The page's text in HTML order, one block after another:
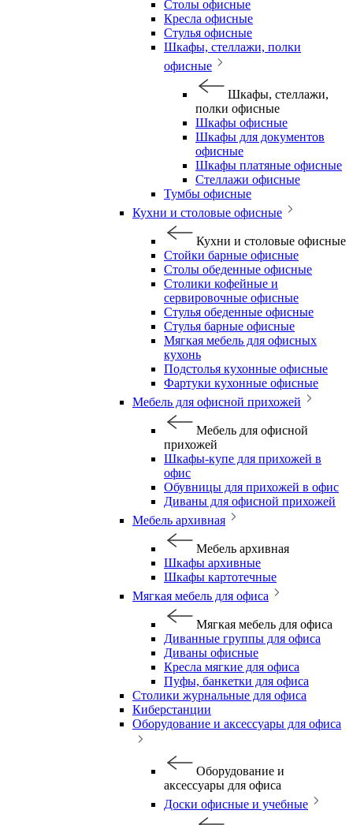
Столы офисные
Кресла офисные
Стулья офисные
Шкафы, стеллажи, полки
офисные
Шкафы, стеллажи,
полки офисные
Шкафы офисные
Шкафы для документов
офисные
Шкафы платяные офисные
Стеллажи офисные
Тумбы офисные
Кухни и столовые офисные
Кухни и столовые офисные
Стойки барные офисные
Столы обеденные офисные
Столики кофейные и
сервировочные офисные
Стулья обеденные офисные
Стулья барные офисные
Мягкая мебель для офисных
кухонь
Подстолья кухонные офисные
Фартуки кухонные офисные
Мебель для офисной прихожей
Мебель для офисной
прихожей
Шкафы-купе для прихожей в
офис
Обувницы для прихожей в офис
Диваны для офисной прихожей
Мебель архивная
Мебель архивная
Шкафы архивные
Шкафы картотечные
Мягкая мебель для офиса
Мягкая мебель для офиса
Диванные группы для офиса
Диваны офисные
Кресла мягкие для офиса
Пуфы, банкетки для офиса
Столики журнальные для офиса
Киберстанции
Оборудование и аксессуары для офиса
Оборудование и
аксессуары для офиса
Доски офисные и учебные